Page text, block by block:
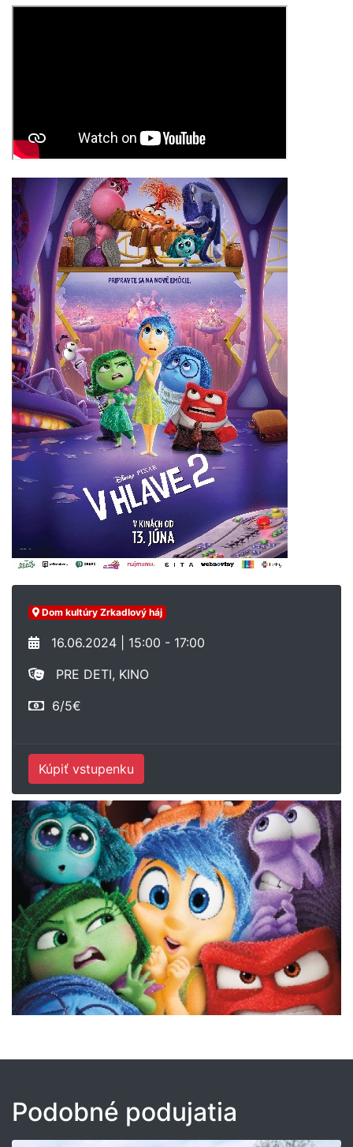
Dom kultúry Zrkadlový háj
16.06.2024 | 15:00 - 17:00
PRE DETI, KINO
6/5€
Kúpiť vstupenku
Podobné podujatia